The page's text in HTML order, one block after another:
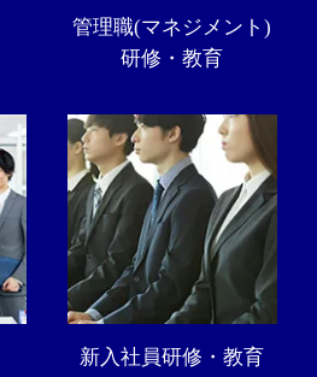
管理職(マネジメント)
研修・教育
新入社員研修・教育